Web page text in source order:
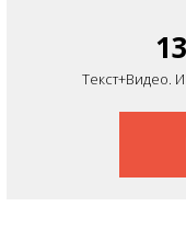
Текст+Видео.